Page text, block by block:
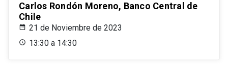
Carlos Rondón Moreno, Banco Central de
Chile
21 de Noviembre de 2023
13:30 a 14:30